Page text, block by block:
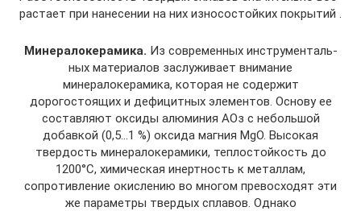
растает при нанесении на них износостойких покры­тий .
Минералокерамика. Из современных инструменталь­
ных материалов заслуживает внимание
минералокерамика, которая не содержит
дорогостоящих и дефицитных элементов. Основу ее
составляют оксиды алюминия АOз с небольшой
добавкой (0,5…1 %) оксида магния MgO. Высокая
твердость минералокерамики, теплостой­кость до
1200°С, химическая инертность к металлам,
сопротивление окислению во многом превосходят эти
же параметры твердых сплавов. Однако